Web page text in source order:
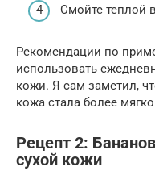
Смойте теплой
Рекомендации по
использовать
кожи. Я сам заметил,
кожа стала более
Рецепт 2:
сухой кожи